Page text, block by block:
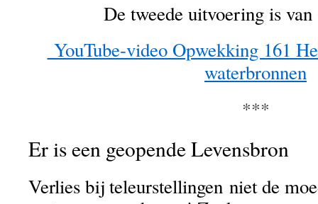
De tweede uitvoering is
YouTube-video Opwekking 161
waterbronnen
***
Er is een geopende Levensbron
Verlies bij teleurstellingen niet de